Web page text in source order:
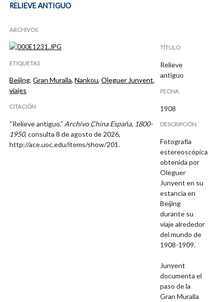
RELIEVE ANTIGUO
ARCHIVOS
ETIQUETAS
Beijing,Gran Muralla,Nankou,Oleguer Junyent,
viajes
CITACIÓN
“Relieve antiguo,” Archivo China España, 1800-
1950, consulta 8 de agosto de 2026,
http://ace.uoc.edu/items/show/201.
TÍTULO
Relieve
antiguo
FECHA
1908
DESCRIPCIÓN
Fotografía
estereoscópica
obtenida por
Oleguer
Junyent en su
estancia en
Beijing
durante su
viaje alrededor
del mundo de
1908-1909.
Junyent
documenta el
paso de la
Gran Muralla